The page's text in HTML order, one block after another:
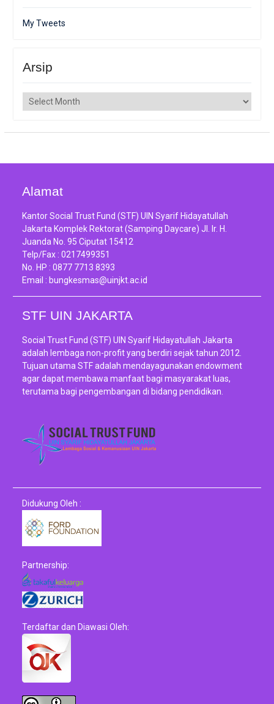
My Tweets
Arsip
Arsip
Alamat
Kantor Social Trust Fund (STF) UIN Syarif Hidayatullah
Jakarta Komplek Rektorat (Samping Daycare) Jl. Ir. H.
Juanda No. 95 Ciputat 15412
Telp/Fax :0217499351
No. HP :0877 7713 8393
Email : bungkesmas@uinjkt.ac.id
STF UIN JAKARTA
Social Trust Fund (STF) UIN Syarif Hidayatullah Jakarta
adalah lembaga non-profit yang berdiri sejak tahun 2012.
Tujuan utama STF adalah mendayagunakan endowment
agar dapat membawa manfaat bagi masyarakat luas,
terutama bagi pengembangan di bidang pendidikan.
Didukung Oleh :
Partnership:
Terdaftar dan Diawasi Oleh: